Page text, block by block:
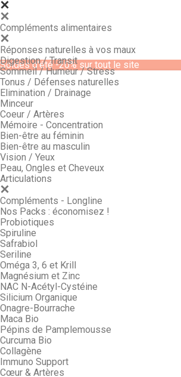
Soldes d'été -20% sur tout le site
Compléments alimentaires
Réponses naturelles à vos maux
Digestion / Transit
Sommeil / Humeur / Stress
Tonus / Défenses naturelles
Elimination / Drainage
Minceur
Coeur / Artères
Mémoire - Concentration
Bien-être au féminin
Bien-être au masculin
Vision / Yeux
Peau, Ongles et Cheveux
Articulations
Compléments - Longline
Nos Packs : économisez !
Probiotiques
Spiruline
Safrabiol
Seriline
Oméga 3, 6 et Krill
Magnésium et Zinc
NAC N-Acétyl-Cystéine
Silicium Organique
Onagre-Bourrache
Maca Bio
Pépins de Pamplemousse
Curcuma Bio
Collagène
Immuno Support
Cœur & Artères